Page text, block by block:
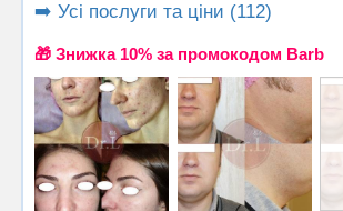
➡️ Усі послуги та ціни (112)
🎁 Знижка 10% за промокодом Barb